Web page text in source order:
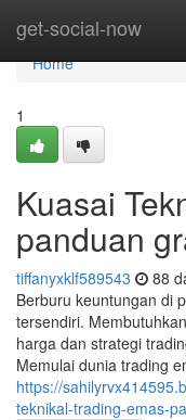
get-social-now
Home
Home
1
Kuasai
panduan
tiffanyxklf589543 88
Berburu keuntungan di
tersendiri.
harga dan strategi
Memulai dunia trading
https://
teknikal-trading-emas-